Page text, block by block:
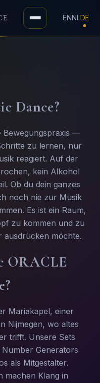
Toggle
navigation
EN NLDE
Dance?
Bewegungspraxis —
zu lernen, nur
reagiert. Auf der
kein Alkohol
Ob du dein ganzes
noch nie zur Musik
Es ist ein Raum,
zu kommen und zu
ausdrücken möchte.
ORACLE
Mariakapel, einer
Nijmegen, wo altes
trifft. Unsere Sets
Generators
als Mitgestalter.
machen Klang in